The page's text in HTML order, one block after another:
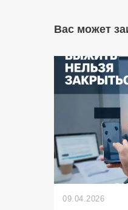
Вас может
09.04.2026